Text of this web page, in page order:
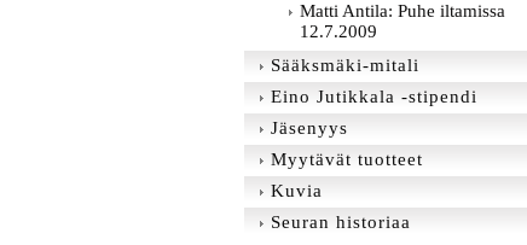
Matti Antila: Puhe iltamissa
12.7.2009
Sääksmäki-mitali
Eino Jutikkala -stipendi
Jäsenyys
Myytävät tuotteet
Kuvia
Seuran historiaa